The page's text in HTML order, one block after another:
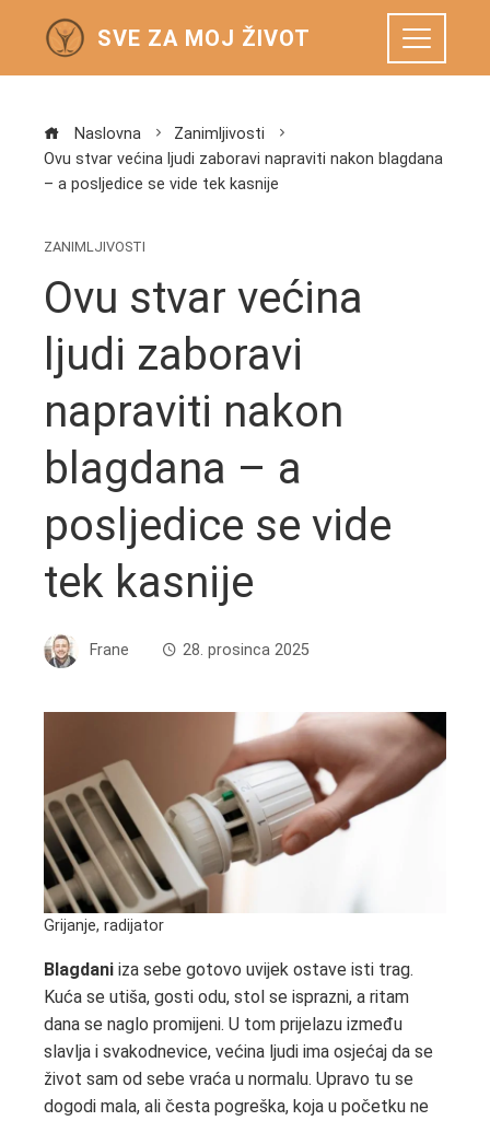
SVE ZA MOJ ŽIVOT
Naslovna
Zanimljivosti
Ovu stvar većina ljudi zaboravi napraviti nakon blagdana
– a posljedice se vide tek kasnije
ZANIMLJIVOSTI
Ovu stvar većina
ljudi zaboravi
napraviti nakon
blagdana – a
posljedice se vide
tek kasnije
Frane 28. prosinca 2025
Grijanje, radijator
Blagdani iza sebe gotovo uvijek ostave isti trag.
Kuća se utiša, gosti odu, stol se isprazni, a ritam
dana se naglo promijeni. U tom prijelazu između
slavlja i svakodnevice, većina ljudi ima osjećaj da se
život sam od sebe vraća u normalu. Upravo tu se
dogodi mala, ali česta pogreška, koja u početku ne